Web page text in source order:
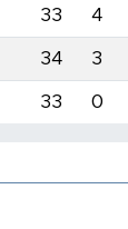
33 4
34 3
33 0